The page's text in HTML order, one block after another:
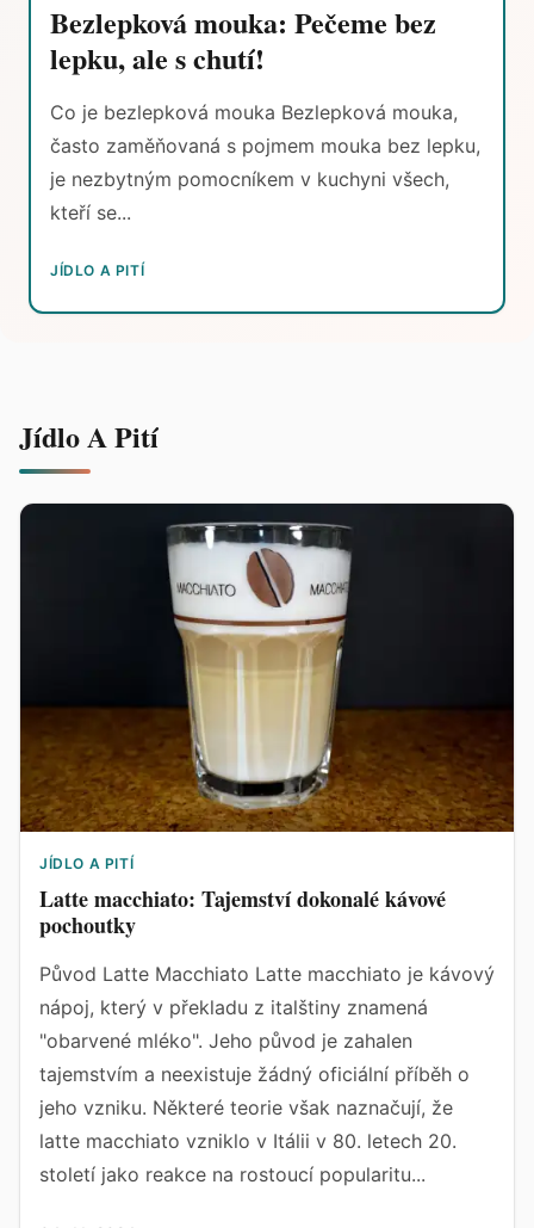
Bezlepková mouka: Pečeme bez
lepku, ale s chutí!
Co je bezlepková mouka Bezlepková mouka,
často zaměňovaná s pojmem mouka bez lepku,
je nezbytným pomocníkem v kuchyni všech,
kteří se...
JÍDLO A PITÍ
Jídlo A Pití
JÍDLO A PITÍ
Latte macchiato: Tajemství dokonalé kávové
pochoutky
Původ Latte Macchiato Latte macchiato je kávový
nápoj, který v překladu z italštiny znamená
"obarvené mléko". Jeho původ je zahalen
tajemstvím a neexistuje žádný oficiální příběh o
jeho vzniku. Některé teorie však naznačují, že
latte macchiato vzniklo v Itálii v 80. letech 20.
století jako reakce na rostoucí popularitu...